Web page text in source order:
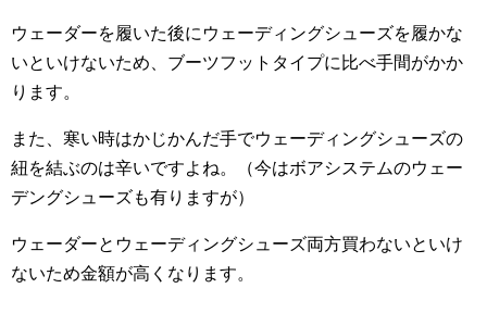
ウェーダーを履いた後にウェーディングシューズを履かな
いといけないため、ブーツフットタイプに比べ手間がかか
ります。
また、寒い時はかじかんだ手でウェーディングシューズの
紐を結ぶのは辛いですよね。（今はボアシステムのウェー
デングシューズも有りますが）
ウェーダーとウェーディングシューズ両方買わないといけ
ないため金額が高くなります。